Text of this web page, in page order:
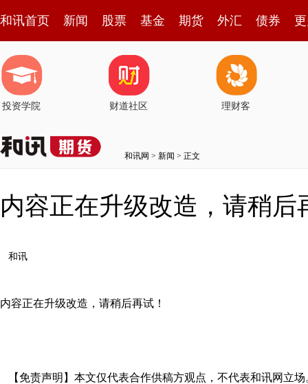
和讯首页 新闻 股票 基金 期货 外汇 债券
投资学院 财道社区 理财客
和讯网 > 新闻 > 正文
内容正在升级改造，请稍后
和讯
内容正在升级改造，请稍后再试！
【免责声明】本文仅代表合作供稿方观点，不代表和讯网立